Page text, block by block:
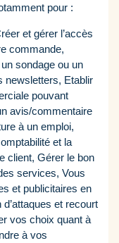
pour :
et gérer l’accès
commande,
sondage ou un
newsletters, Etablir
pouvant
avis/commentaire
à un emploi,
et la
client, Gérer le bon
services, Vous
et publicitaires en
et recourt
vos choix quant à
à vos